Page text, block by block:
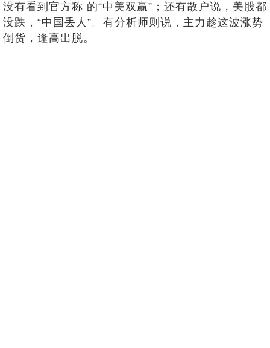
没有看到官方称 的“中美双赢”；还有散户说，美股都
没跌，“中国丢人”。有分析师则说，主力趁这波涨势
倒货，逢高出脱。